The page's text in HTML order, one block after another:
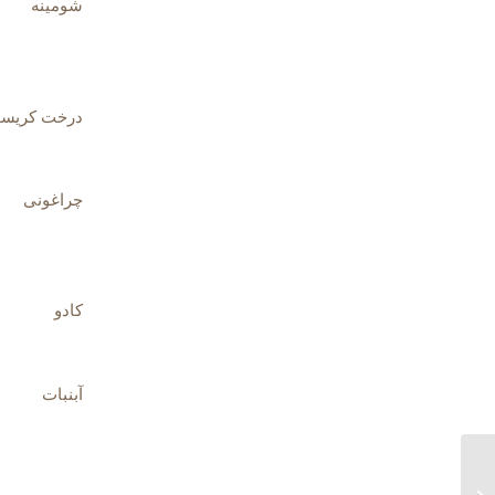
درخت
چراغونی
کادو
آبنبات